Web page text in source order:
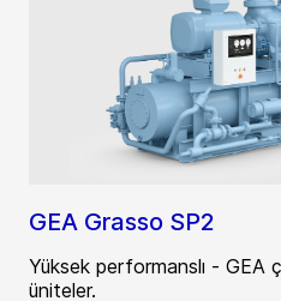
GEA Grasso SP2
Yüksek performanslı - GEA
üniteler.